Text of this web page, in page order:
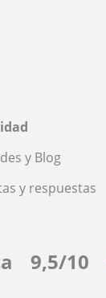
y Blog
y respuestas
9,5/10